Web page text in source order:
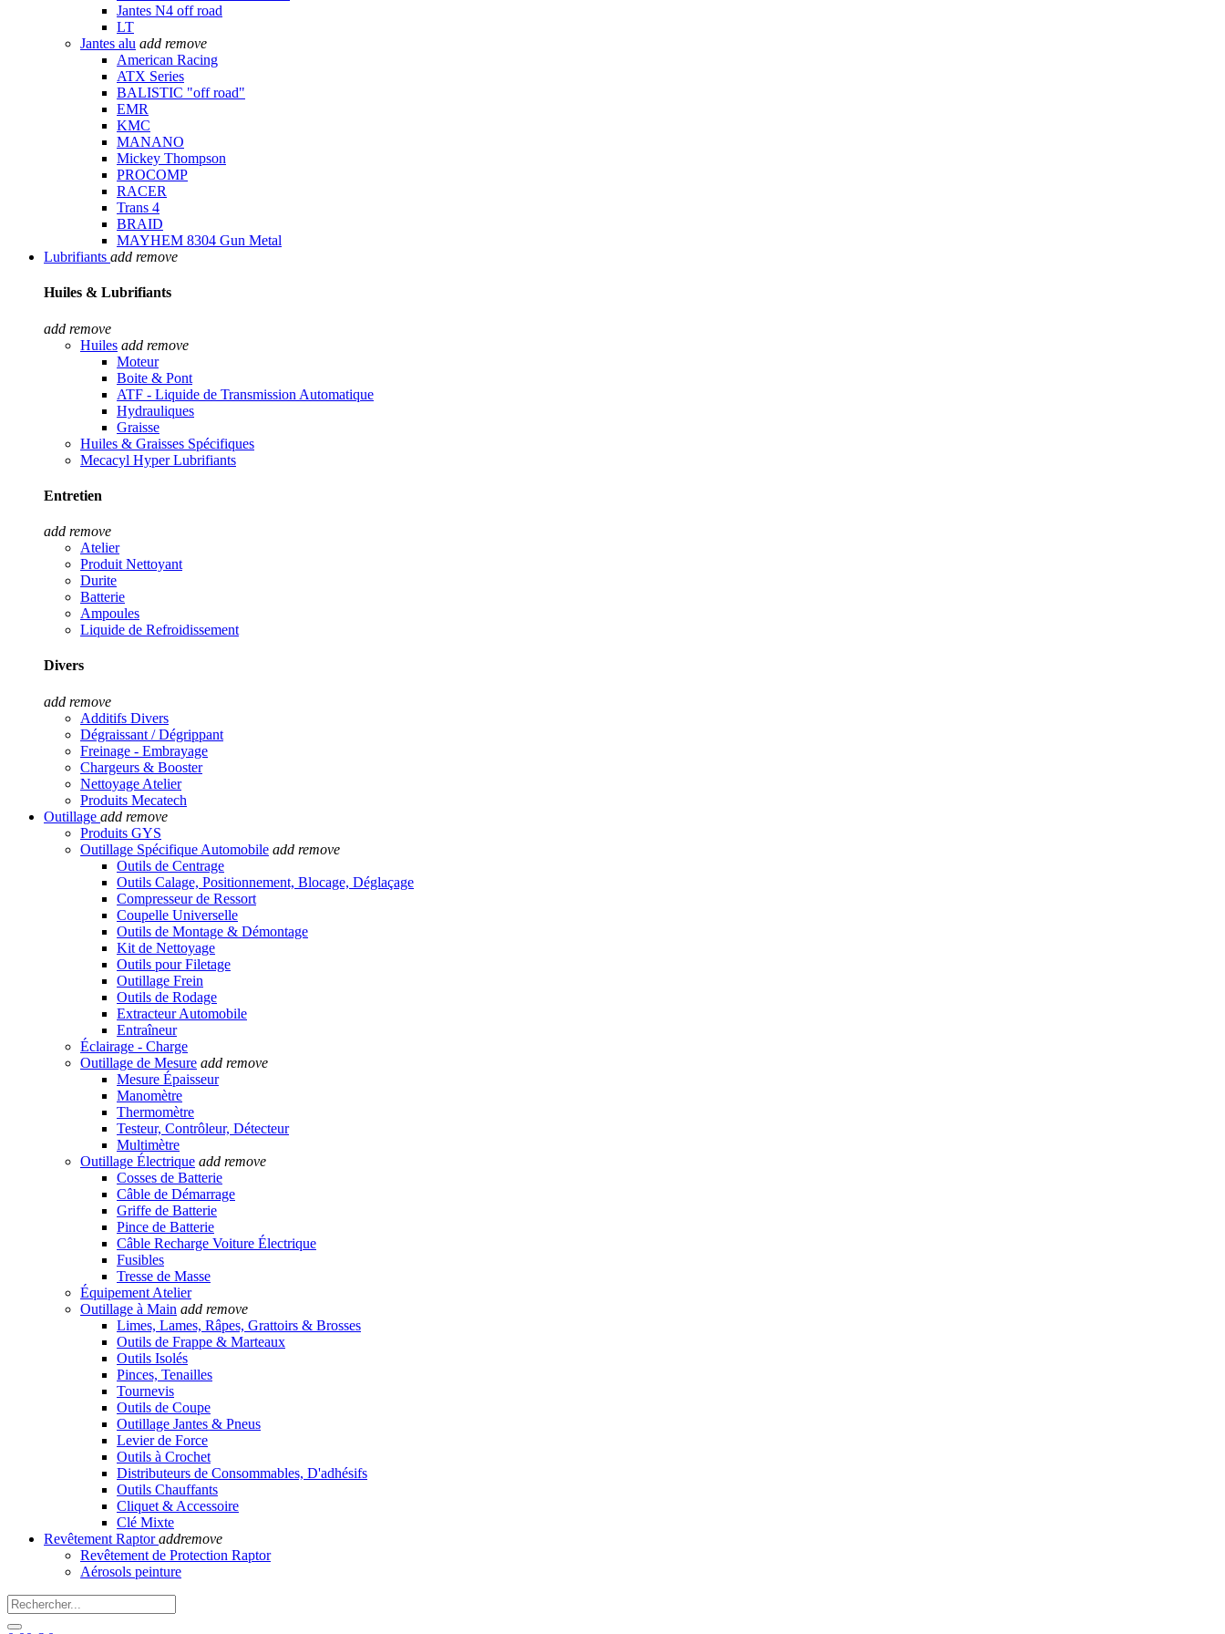
Jantes N4 off road
LT
Jantes alu add remove
American Racing
ATX Series
BALISTIC "off road"
EMR
KMC
MANANO
Mickey Thompson
PROCOMP
RACER
Trans 4
BRAID
MAYHEM 8304 Gun Metal
Lubrifiants add remove
Huiles & Lubrifiants
add remove
Huiles add remove
Moteur
Boite & Pont
ATF - Liquide de Transmission Automatique
Hydrauliques
Graisse
Huiles & Graisses Spécifiques
Mecacyl Hyper Lubrifiants
Entretien
add remove
Atelier
Produit Nettoyant
Durite
Batterie
Ampoules
Liquide de Refroidissement
Divers
add remove
Additifs Divers
Dégraissant / Dégrippant
Freinage - Embrayage
Chargeurs & Booster
Nettoyage Atelier
Produits Mecatech
Outillage add remove
Produits GYS
Outillage Spécifique Automobile add remove
Outils de Centrage
Outils Calage, Positionnement, Blocage, Déglaçage
Compresseur de Ressort
Coupelle Universelle
Outils de Montage & Démontage
Kit de Nettoyage
Outils pour Filetage
Outillage Frein
Outils de Rodage
Extracteur Automobile
Entraîneur
Éclairage - Charge
Outillage de Mesure add remove
Mesure Épaisseur
Manomètre
Thermomètre
Testeur, Contrôleur, Détecteur
Multimètre
Outillage Électrique add remove
Cosses de Batterie
Câble de Démarrage
Griffe de Batterie
Pince de Batterie
Câble Recharge Voiture Électrique
Fusibles
Tresse de Masse
Équipement Atelier
Outillage à Main add remove
Limes, Lames, Râpes, Grattoirs & Brosses
Outils de Frappe & Marteaux
Outils Isolés
Pinces, Tenailles
Tournevis
Outils de Coupe
Outillage Jantes & Pneus
Levier de Force
Outils à Crochet
Distributeurs de Consommables, D'adhésifs
Outils Chauffants
Cliquet & Accessoire
Clé Mixte
Revêtement Raptor addremove
Revêtement de Protection Raptor
Aérosols peinture